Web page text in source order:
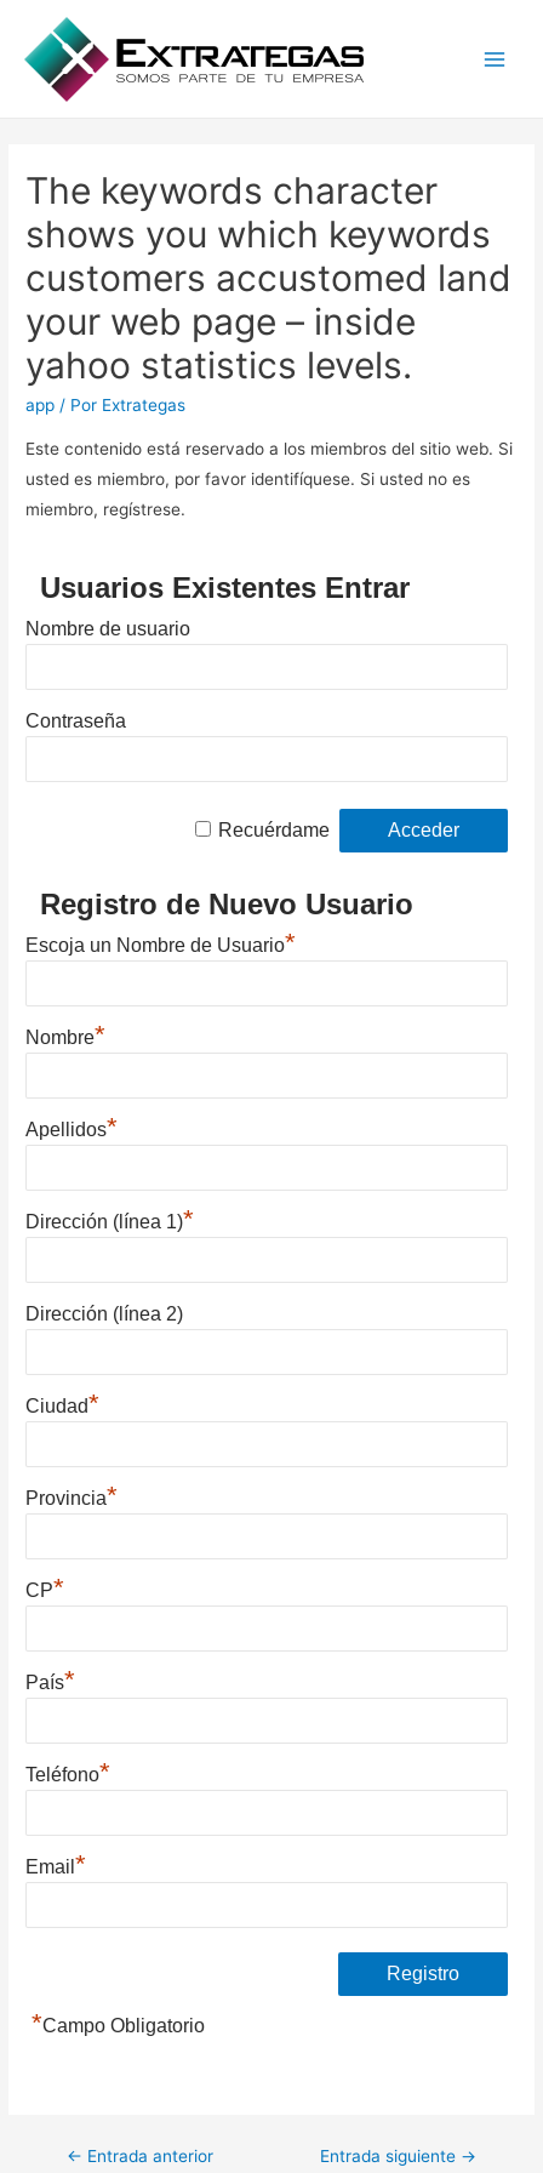
The keywords character
shows you which keywords
customers accustomed land
your web page – inside
yahoo statistics levels.
app / Por Extrategas
Este contenido está reservado a los miembros del sitio web. Si
usted es miembro, por favor identifíquese. Si usted no es
miembro, regístrese.
Usuarios Existentes Entrar
Nombre de usuario
Contraseña
Recuérdame
Registro de Nuevo Usuario
Escoja un Nombre de Usuario*
Nombre*
Apellidos*
Dirección (línea 1)*
Dirección (línea 2)
Ciudad*
Provincia*
CP*
País*
Teléfono*
Email*
*Campo Obligatorio
Navegación
← Entrada anterior Entrada siguiente →